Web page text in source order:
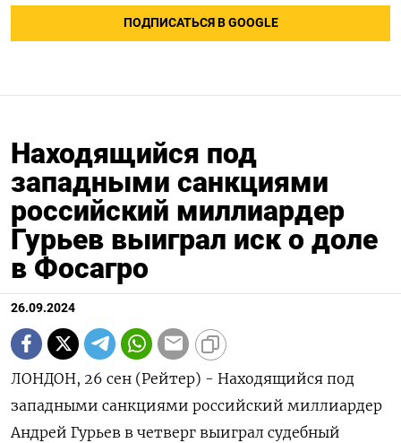
ПОДПИСАТЬСЯ В GOOGLE
Находящийся под
западными санкциями
российский миллиардер
Гурьев выиграл иск о доле
в Фосагро
26.09.2024
ЛОНДОН, 26 сен (Рейтер) - Находящийся под
западными санкциями российский миллиардер
Андрей Гурьев в четверг выиграл судебный